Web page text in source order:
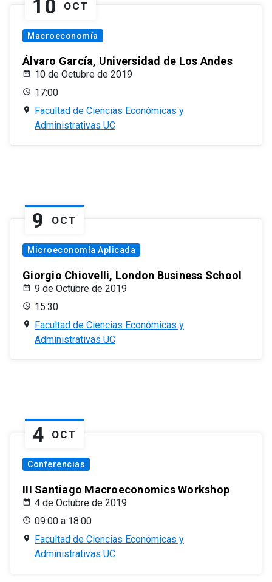
10 OCT
Macroeconomía
Álvaro García, Universidad de Los Andes
10 de Octubre de 2019
17:00
Facultad de Ciencias Económicas y
Administrativas UC
9 OCT
Microeconomía Aplicada
Giorgio Chiovelli, London Business School
9 de Octubre de 2019
15:30
Facultad de Ciencias Económicas y
Administrativas UC
4 OCT
Conferencias
III Santiago Macroeconomics Workshop
4 de Octubre de 2019
09:00 a 18:00
Facultad de Ciencias Económicas y
Administrativas UC